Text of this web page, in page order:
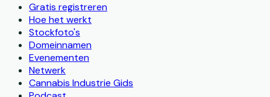
Gratis registreren
Hoe het werkt
Stockfoto's
Domeinnamen
Evenementen
Netwerk
Cannabis Industrie Gids